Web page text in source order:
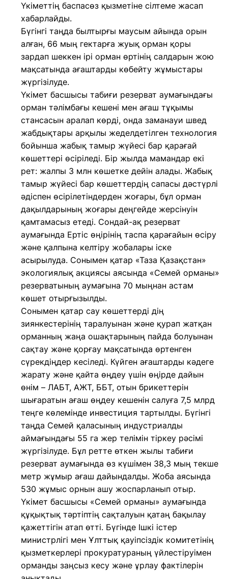
Үкіметтің баспасөз қызметіне сілтеме жасап
хабарлайды.
Бүгінгі таңда былтырғы маусым айында орын
алған, 66 мың гектарға жуық орман қоры
зардап шеккен ірі орман өртінің салдарын жою
мақсатында ағаштарды көбейту жұмыстары
жүргізілуде.
Үкімет басшысы табиғи резерват аумағындағы
орман тәлімбағы кешені мен ағаш тұқымы
стансасын аралап көрді, онда заманауи швед
жабдықтары арқылы жеделдетілген технология
бойынша жабық тамыр жүйесі бар қарағай
көшеттері өсіріледі. Бір жылда мамандар екі
рет: жалпы 3 млн көшетке дейін алады. Жабық
тамыр жүйесі бар көшеттердің сапасы дәстүрлі
әдіспен өсірілетіндерден жоғары, бұл орман
дақылдарының жоғары деңгейде жерсінуін
қамтамасыз етеді. Сондай-ақ резерват
аумағында Ертіс өңірінің таспа қарағайын өсіру
және қалпына келтіру жобалары іске
асырылуда. Сонымен қатар «Таза Қазақстан»
экологиялық акциясы аясында «Семей орманы»
резерватының аумағына 70 мыңнан астам
көшет отырғызылды.
Сонымен қатар сау көшеттерді дің
зиянкестерінің таралуынан және қурап жатқан
орманның жаңа ошақтарының пайда болуынан
сақтау және қорғау мақсатында өртенген
сүрекдіңдер кесіледі. Күйген ағаштарды кәдеге
жарату және қайта өңдеу үшін өңірде дайын
өнім – ЛАБТ, АЖТ, ББТ, отын брикеттерін
шығаратын ағаш өңдеу кешенін салуға 7,5 млрд
теңге көлемінде инвестиция тартылды. Бүгінгі
таңда Семей қаласының индустриалды
аймағындағы 55 га жер телімін тіркеу рәсімі
жүргізілуде. Бұл ретте өткен жылы табиғи
резерват аумағында өз күшімен 38,3 мың текше
метр жұмыр ағаш дайындалды. Жоба аясында
530 жұмыс орнын ашу жоспарланып отыр.
Үкімет басшысы «Семей орманы» аумағында
құқықтық тәртіптің сақталуын қатаң бақылау
қажеттігін атап өтті. Бүгінде Ішкі істер
министрлігі мен Ұлттық қауіпсіздік комитетінің
қызметкерлері прокуратураның үйлестіруімен
орманды заңсыз кесу және ұрлау фактілерін